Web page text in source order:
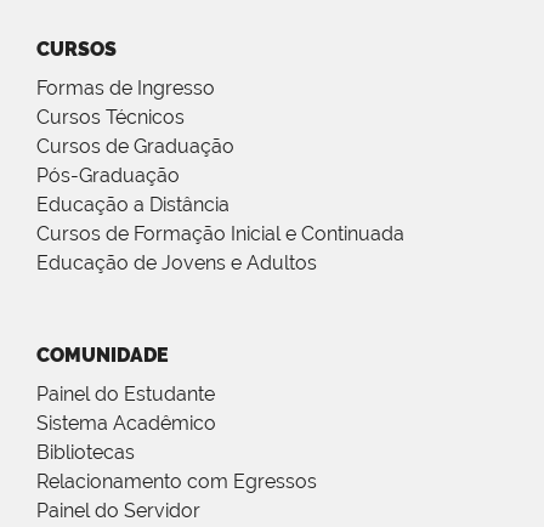
CURSOS
Formas de Ingresso
Cursos Técnicos
Cursos de Graduação
Pós-Graduação
Educação a Distância
Cursos de Formação Inicial e Continuada
Educação de Jovens e Adultos
COMUNIDADE
Painel do Estudante
Sistema Acadêmico
Bibliotecas
Relacionamento com Egressos
Painel do Servidor